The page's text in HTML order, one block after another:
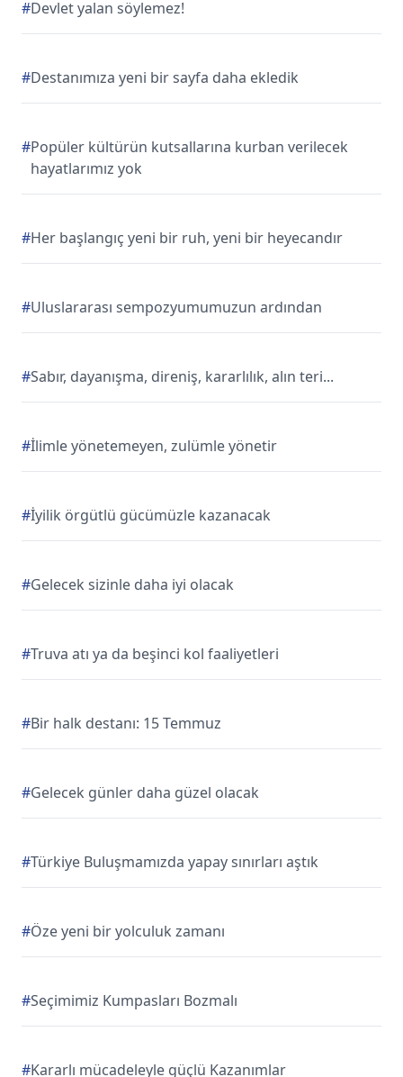
#Devlet yalan söylemez!
#Destanımıza yeni bir sayfa daha ekledik
#Popüler kültürün kutsallarına kurban verilecek
hayatlarımız yok
#Her başlangıç yeni bir ruh, yeni bir heyecandır
#Uluslararası sempozyumumuzun ardından
#Sabır, dayanışma, direniş, kararlılık, alın teri...
#İlimle yönetemeyen, zulümle yönetir
#İyilik örgütlü gücümüzle kazanacak
#Gelecek sizinle daha iyi olacak
#Truva atı ya da beşinci kol faaliyetleri
#Bir halk destanı: 15 Temmuz
#Gelecek günler daha güzel olacak
#Türkiye Buluşmamızda yapay sınırları aştık
#Öze yeni bir yolculuk zamanı
#Seçimimiz Kumpasları Bozmalı
#Kararlı mücadeleyle güçlü Kazanımlar